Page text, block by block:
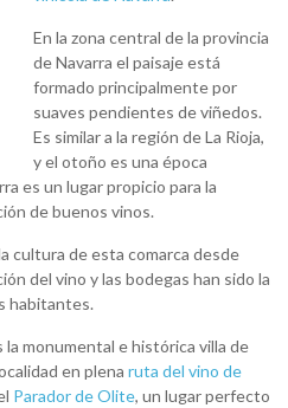
En la zona central de la provincia
de Navarra el paisaje está
formado principalmente por
suaves pendientes de viñedos.
Es similar a la región de La Rioja,
y el otoño es una época
es un lugar propicio para la
de buenos vinos.
cultura de esta comarca desde
del vino y las bodegas han sido la
habitantes.
la monumental e histórica villa de
en plena ruta del vino de
Parador de Olite, un lugar perfecto